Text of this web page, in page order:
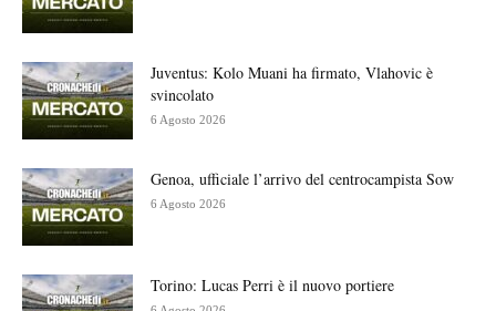
Juventus: Kolo Muani ha firmato, Vlahovic è
svincolato
6 Agosto 2026
Genoa, ufficiale l’arrivo del centrocampista Sow
6 Agosto 2026
Torino: Lucas Perri è il nuovo portiere